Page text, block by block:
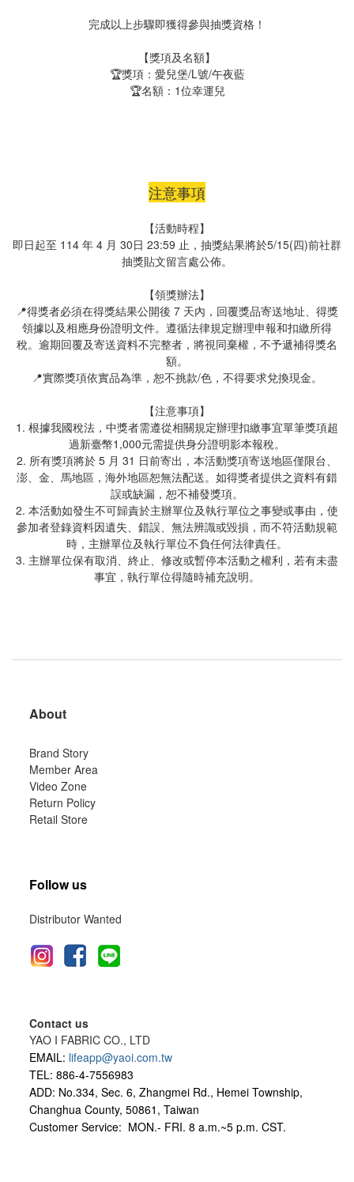
完成以上步驟即獲得參與抽獎資格！
【獎項及名額】
🏆獎項：愛兒堡/L號/午夜藍
🏆名額：1位幸運兒
注意事項
【活動時程】
即日起至 114 年 4 月 30日 23:59 止，抽獎結果將於5/15(四)前社群
抽獎貼文留言處公佈。
【領獎辦法】
📍得獎者必須在得獎結果公開後 7 天內，回覆獎品寄送地址、得獎
領據以及相應身份證明文件。遵循法律規定辦理申報和扣繳所得
稅。逾期回覆及寄送資料不完整者，將視同棄權，不予遞補得獎名
額。
📍實際獎項依實品為準，恕不挑款/色，不得要求兌換現金。
【注意事項】
1. 根據我國稅法，中獎者需遵從相關規定辦理扣繳事宜單筆獎項超
過新臺幣1,000元需提供身分證明影本報稅。
2. 所有獎項將於 5 月 31 日前寄出，本活動獎項寄送地區僅限台、
澎、金、馬地區，海外地區恕無法配送。如得獎者提供之資料有錯
誤或缺漏，恕不補發獎項。
2. 本活動如發生不可歸責於主辦單位及執行單位之事變或事由，使
參加者登錄資料因遺失、錯誤、無法辨識或毀損，而不符活動規範
時，主辦單位及執行單位不負任何法律責任。
3. 主辦單位保有取消、終止、修改或暫停本活動之權利，若有未盡
事宜，執行單位得隨時補充說明。
About
Brand Story
Member Area
Video Zone
Return Policy
Retail Store
Follow us
Distributor Wanted
Contact us
YAO I FABRIC CO., LTD
EMAIL: lifeapp@yaoi.com.tw
TEL: 886-4-7556983
ADD: No.334, Sec. 6, Zhangmei Rd., Hemei Township,
Changhua County, 50861, Taiwan
Customer Service: MON.- FRI. 8 a.m.~5 p.m. CST.